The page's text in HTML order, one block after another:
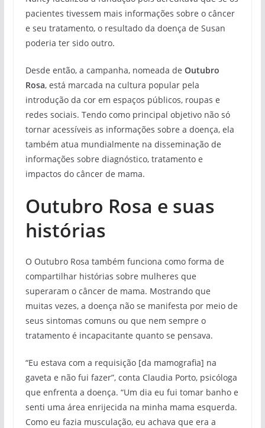
pacientes tivessem mais informações sobre o câncer
e seu tratamento, o resultado da doença de Susan
poderia ter sido outro.
Desde então, a campanha, nomeada de Outubro
Rosa, está marcada na cultura popular pela
introdução da cor em espaços públicos, roupas e
redes sociais. Tendo como principal objetivo não só
tornar acessíveis as informações sobre a doença, ela
também atua mundialmente na disseminação de
informações sobre diagnóstico, tratamento e
impactos do câncer de mama.
Outubro Rosa e suas
histórias
O Outubro Rosa também funciona como forma de
compartilhar histórias sobre mulheres que
superaram o câncer de mama. Mostrando que
muitas vezes, a doença não se manifesta por meio de
seus sintomas comuns ou que nem sempre o
tratamento é incapacitante quanto se pensava.
“Eu estava com a requisição [da mamografia] na
gaveta e não fui fazer”, conta Claudia Porto, psicóloga
que enfrenta a doença. “Um dia eu fui tomar banho e
senti uma área enrijecida na minha mama esquerda.
Como eu fazia musculação, eu achava que era a